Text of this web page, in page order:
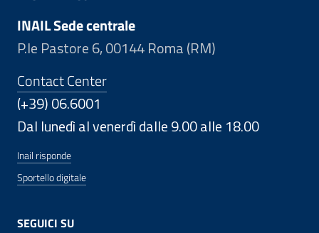
INAIL Sede centrale
P.le Pastore 6, 00144 Roma (RM)
Contact Center
(+39) 06.6001
Dal lunedì al venerdì dalle 9.00 alle 18.00
Inail risponde
Sportello digitale
SEGUICI SU